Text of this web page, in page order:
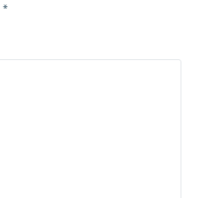
*